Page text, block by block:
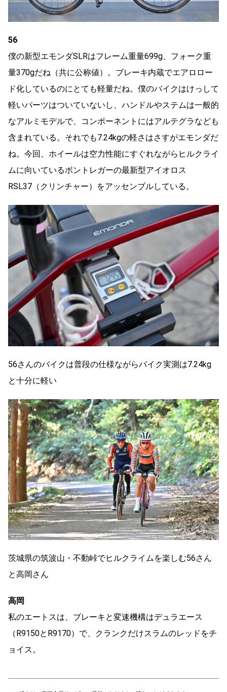
56
僕の新型エモンダSLRはフレーム重量699g、フォーク重
量370gだね（共に公称値）。ブレーキ内蔵でエアロロー
ド化しているのにとても軽量だね。僕のバイクはけっして
軽いパーツはついていないし、ハンドルやステムは一般的
なアルミモデルで、コンポーネントにはアルテグラなども
含まれている。それでも7.24kgの軽さはさすがエモンダだ
ね。今回、ホイールは空力性能にすぐれながらヒルクライ
ムに向いているボントレガーの最新型アイオロス
RSL37（クリンチャー）をアッセンブルしている。
56さんのバイクは普段の仕様ながらバイク実測は7.24kg
と十分に軽い
茨城県の筑波山・不動峠でヒルクライムを楽しむ56さん
と高岡さん
高岡
私のエートスは、ブレーキと変速機構はデュラエース
（R9150とR9170）で、クランクだけスラムのレッドをチ
ョイス。